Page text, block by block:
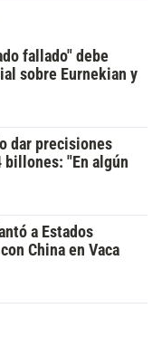
fallado" debe
sobre Eurnekian y
dar precisiones
billones: "En algún
a Estados
China en Vaca